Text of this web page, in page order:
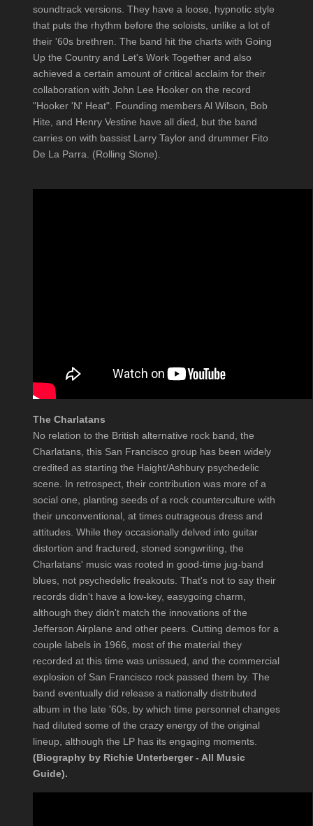
soundtrack versions. They have a loose, hypnotic style
that puts the rhythm before the soloists, unlike a lot of
their '60s brethren. The band hit the charts with Going
Up the Country and Let's Work Together and also
achieved a certain amount of critical acclaim for their
collaboration with John Lee Hooker on the record
"Hooker 'N' Heat". Founding members Al Wilson, Bob
Hite, and Henry Vestine have all died, but the band
carries on with bassist Larry Taylor and drummer Fito
De La Parra. (Rolling Stone).
The Charlatans
No relation to the British alternative rock band, the
Charlatans, this San Francisco group has been widely
credited as starting the Haight/Ashbury psychedelic
scene. In retrospect, their contribution was more of a
social one, planting seeds of a rock counterculture with
their unconventional, at times outrageous dress and
attitudes. While they occasionally delved into guitar
distortion and fractured, stoned songwriting, the
Charlatans' music was rooted in good-time jug-band
blues, not psychedelic freakouts. That's not to say their
records didn't have a low-key, easygoing charm,
although they didn't match the innovations of the
Jefferson Airplane and other peers. Cutting demos for a
couple labels in 1966, most of the material they
recorded at this time was unissued, and the commercial
explosion of San Francisco rock passed them by. The
band eventually did release a nationally distributed
album in the late '60s, by which time personnel changes
had diluted some of the crazy energy of the original
lineup, although the LP has its engaging moments.
(Biography by Richie Unterberger - All Music
Guide).